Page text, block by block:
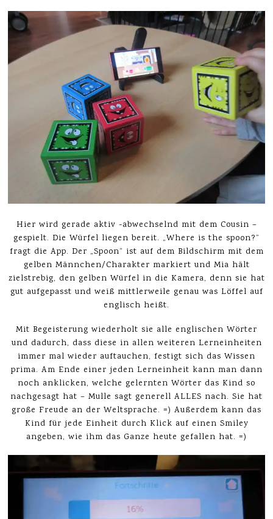
Hier wird gerade aktiv -abwechselnd mit dem Cousin –
gespielt. Die Würfel liegen bereit. „Where is the spoon?“
fragt die App. Der „Spoon“ ist auf dem Bildschirm mit dem
gelben Männchen/Charakter markiert und Mia hält
zielstrebig, den gelben Würfel in die Kamera, denn sie hat
gut aufgepasst und weiß mittlerweile genau was Löffel auf
englisch heißt.
Mit Begeisterung wiederholt sie alle englischen Wörter
und dadurch, dass diese in allen weiteren Lerneinheiten
immer mal wieder auftauchen, festigt sich das Wissen
prima. Am Ende einer jeden Lerneinheit kann man dann
noch anklicken, welche gelernten Wörter das Kind so
nachgesagt hat – Mulle sagt generell ALLES nach. Sie hat
große Freude an der Weltsprache. =) Außerdem kann das
Kind für jede Einheit durch Klick auf einen Smiley
angeben, wie ihm das Ganze heute gefallen hat. =)